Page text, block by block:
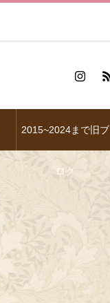
2015~2024まで旧ブ
ログ